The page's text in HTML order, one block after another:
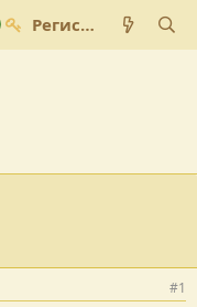
Регистрация
#1